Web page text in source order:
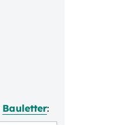
Bauletter: